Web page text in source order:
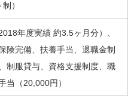
）
年度実績 約3.5ヶ月分）、
険完備、扶養手当、退職金制
制服貸与、資格支援制度、職
当（20,000円）